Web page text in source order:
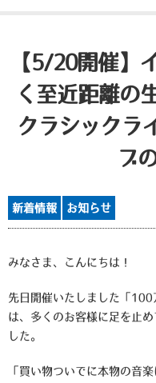
【5/20開催】
く至近距離の
クラシックラ
ブ
新着情報 お知らせ
みなさま、こんにちは！
先日開催いたしました「
は、多くのお客様に足を止
した。
「買い物ついでに本物の音